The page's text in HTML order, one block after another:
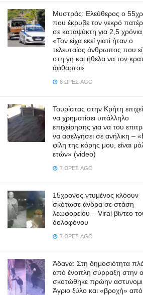
Μυστράς: Ελεύθερος ο
που έκρυβε τον νεκρό
σε καταψύκτη για 2,5
«Τον είχα εκεί γιατί ήταν ο
τελευταίος άνθρωπος που
στη γη και ήθελα να τον
άφθαρτο»
6 ΏΡΕΣ AGO
Τουρίστας στην Κρήτη
να χρηματίσει υπάλληλο
επιχείρησης για να του
να ασελγήσει σε ανήλικη –
φίλη της κόρης μου, είναι
ετών» (video)
7 ΏΡΕΣ AGO
15χρονος ντυμένος κλόουν
σκότωσε άνδρα σε στάση
λεωφορείου – Viral βίντεο
δολοφόνου
7 ΏΡΕΣ AGO
Άδανα: Στη δημοσιότητα
από ένοπλη σύρραξη στην
σκοτώθηκε πρώην
Άγριο ξύλο και «βροχή» από